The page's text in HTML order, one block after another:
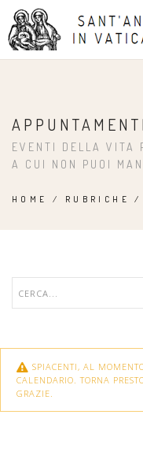
APPUNTAMENTI
EVENTI DELLA VITA
A CUI NON PUOI
HOME / RUBRICHE
SPIACENTI, AL
CALENDARIO. TORNA
GRAZIE.